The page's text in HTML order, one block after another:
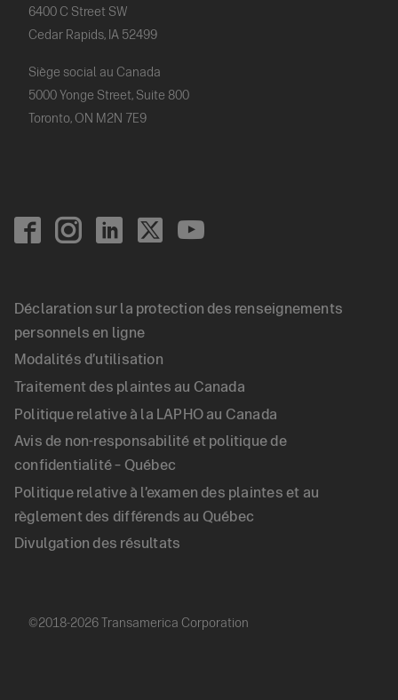
ressemble
une
type
6400 C Street SW
Cedar Rapids, IA 52499
Siège social au Canada
5000 Yonge Street, Suite 800
Toronto, ON M2N 7E9
Footer
Social
Footer
Legal
(FR)
Déclaration sur la protection des renseignements
personnels en ligne
Modalités d’utilisation
Traitement des plaintes au Canada
Politique relative à la LAPHO au Canada
Avis de non-responsabilité et politique de
confidentialité – Québec
Politique relative à l’examen des plaintes et au
règlement des différends au Québec
Divulgation des résultats
©2018-2026 Transamerica Corporation